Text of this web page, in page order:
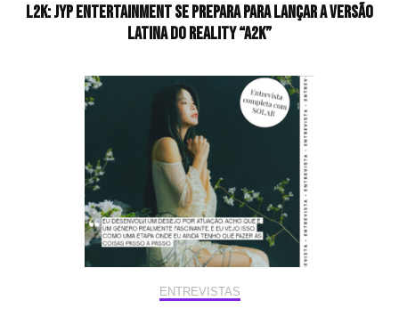
L2K: JYP Entertainment se prepara para lançar a versão
latina do reality “A2K”
ENTREVISTAS